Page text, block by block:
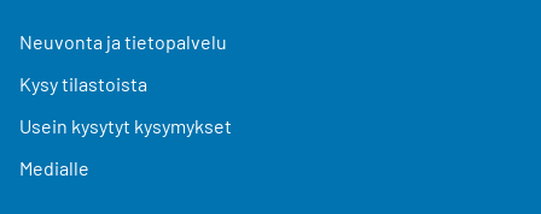
Neuvonta ja tietopalvelu
Kysy tilastoista
Usein kysytyt kysymykset
Medialle